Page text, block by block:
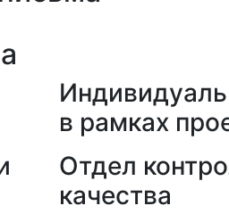
в рамках
Отдел
качества